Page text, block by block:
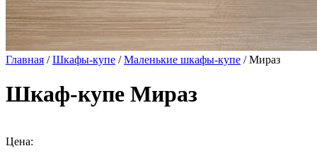
Главная /Шкафы-купе /Маленькие шкафы-купе / Мираз
Шкаф-купе Мираз
Цена: